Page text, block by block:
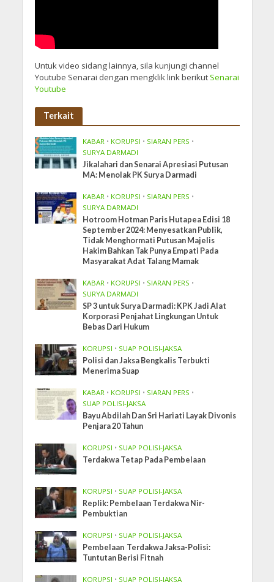
Untuk video sidang lainnya, sila kunjungi channel
Youtube Senarai dengan mengklik link berikutSenarai
Youtube
Terkait
KABAR • KORUPSI • SIARAN PERS •
SURYA DARMADI
Jikalahari dan Senarai Apresiasi Putusan
MA: Menolak PK Surya Darmadi
KABAR • KORUPSI • SIARAN PERS •
SURYA DARMADI
Hotroom Hotman Paris Hutapea Edisi 18
September 2024: Menyesatkan Publik,
Tidak Menghormati Putusan Majelis
Hakim Bahkan Tak Punya Empati Pada
Masyarakat Adat Talang Mamak
KABAR • KORUPSI • SIARAN PERS •
SURYA DARMADI
SP 3 untuk Surya Darmadi: KPK Jadi Alat
Korporasi Penjahat Lingkungan Untuk
Bebas Dari Hukum
KORUPSI • SUAP POLISI-JAKSA
Polisi dan Jaksa Bengkalis Terbukti
Menerima Suap
KABAR • KORUPSI • SIARAN PERS •
SUAP POLISI-JAKSA
Bayu Abdilah Dan Sri Hariati Layak Divonis
Penjara 20 Tahun
KORUPSI • SUAP POLISI-JAKSA
Terdakwa Tetap Pada Pembelaan
KORUPSI • SUAP POLISI-JAKSA
Replik: Pembelaan Terdakwa Nir-
Pembuktian
KORUPSI • SUAP POLISI-JAKSA
Pembelaan Terdakwa Jaksa-Polisi:
Tuntutan Berisi Fitnah
KORUPSI • SUAP POLISI-JAKSA